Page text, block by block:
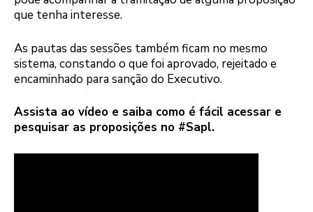
que tenha interesse.
As pautas das sessões também ficam no mesmo
sistema, constando o que foi aprovado, rejeitado e
encaminhado para sanção do Executivo.
Assista ao vídeo e saiba como é fácil acessar e
pesquisar as proposições no #Sapl.